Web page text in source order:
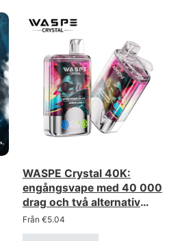
WASPE Crystal 40K:
engångsvape med 40 000
drag och två alternativ
(dubbelversion) –
grossistförsäljning i bulk
Från €5.04